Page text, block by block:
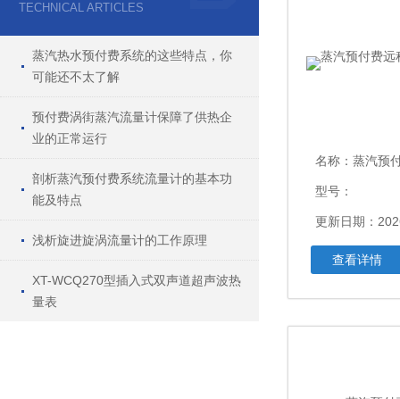
TECHNICAL ARTICLES
蒸汽热水预付费系统的这些特点，你
可能还不太了解
预付费涡街蒸汽流量计保障了供热企
业的正常运行
剖析蒸汽预付费系统流量计的基本功
能及特点
浅析旋进旋涡流量计的工作原理
XT-WCQ270型插入式双声道超声波热
量表
名称： 蒸汽预付
型号：
更新日期：
查看详情